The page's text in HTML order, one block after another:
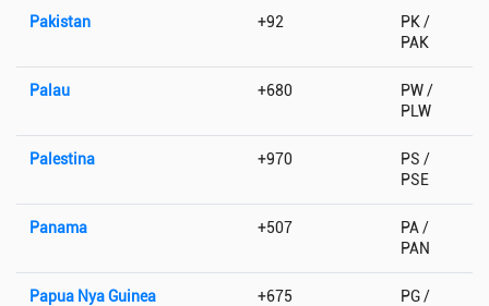
Pakistan +92
PK /
PAK
Palau +680
PW /
PLW
Palestina +970
PS /
PSE
Panama +507
PA /
PAN
Papua Nya Guinea +675
PG /